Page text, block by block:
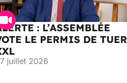
: L’ASSEMBLÉE
LE PERMIS DE TUER
juillet 2026